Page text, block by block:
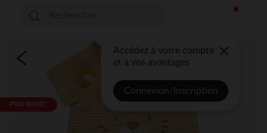
Accédez à votre compte
et à vos avantages
Connexion/Inscription
PRIX ROND*